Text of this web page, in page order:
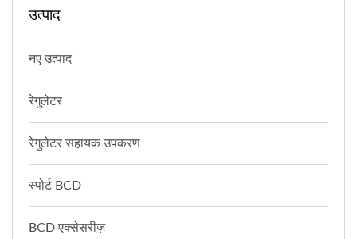
उत्पाद
नए उत्पाद
रेगुलेटर
रेगुलेटर सहायक उपकरण
स्पोर्ट BCD
BCD एक्सेसरीज़